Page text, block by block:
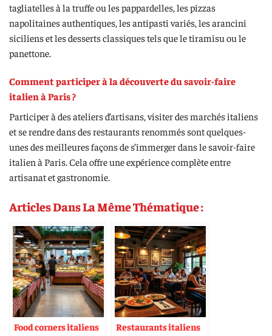
tagliatelles à la truffe ou les pappardelles, les pizzas
napolitaines authentiques, les antipasti variés, les arancini
siciliens et les desserts classiques tels que le tiramisu ou le
panettone.
Comment participer à la découverte du savoir-faire
italien à Paris ?
Participer à des ateliers d’artisans, visiter des marchés italiens
et se rendre dans des restaurants renommés sont quelques-
unes des meilleures façons de s’immerger dans le savoir-faire
italien à Paris. Cela offre une expérience complète entre
artisanat et gastronomie.
Articles Dans La Même Thématique :
Food corners italiens
Restaurants italiens